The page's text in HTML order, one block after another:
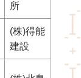
所
(株)得能
建設